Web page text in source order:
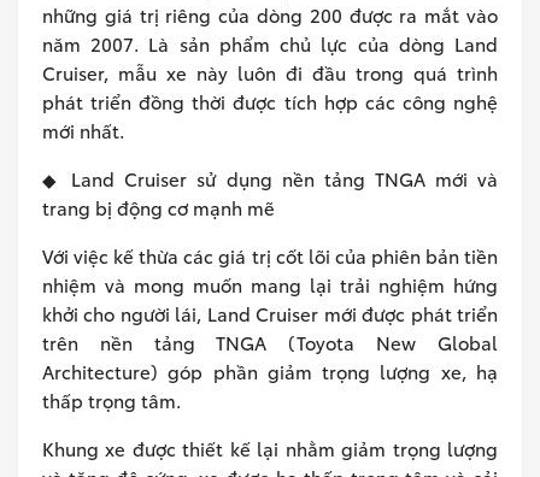
những giá trị riêng của dòng 200 được ra mắt vào
năm 2007. Là sản phẩm chủ lực của dòng Land
Cruiser, mẫu xe này luôn đi đầu trong quá trình
phát triển đồng thời được tích hợp các công nghệ
mới nhất.
◆ Land Cruiser sử dụng nền tảng TNGA mới và
trang bị động cơ mạnh mẽ
Với việc kế thừa các giá trị cốt lõi của phiên bản tiền
nhiệm và mong muốn mang lại trải nghiệm hứng
khởi cho người lái, Land Cruiser mới được phát triển
trên nền tảng TNGA (Toyota New Global
Architecture) góp phần giảm trọng lượng xe, hạ
thấp trọng tâm.
Khung xe được thiết kế lại nhằm giảm trọng lượng